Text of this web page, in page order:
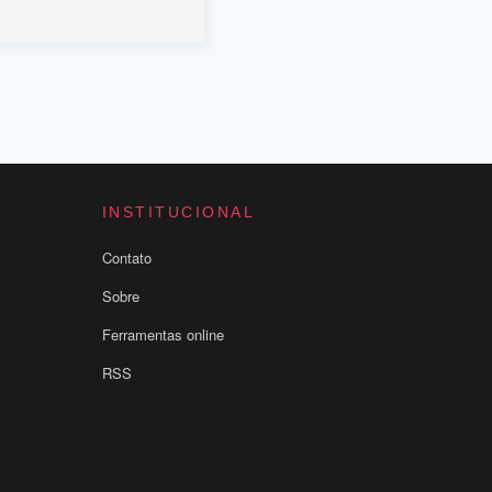
INSTITUCIONAL
Contato
Sobre
Ferramentas online
RSS